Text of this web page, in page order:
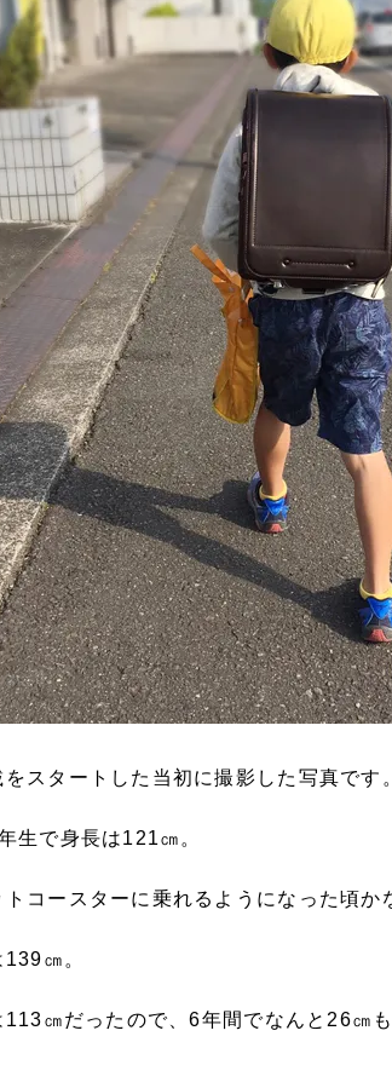
スタートした当初に撮影した写真です。
生で身長は121㎝。
コースターに乗れるようになった頃か
㎝。
113㎝だったので、6年間でなんと26㎝